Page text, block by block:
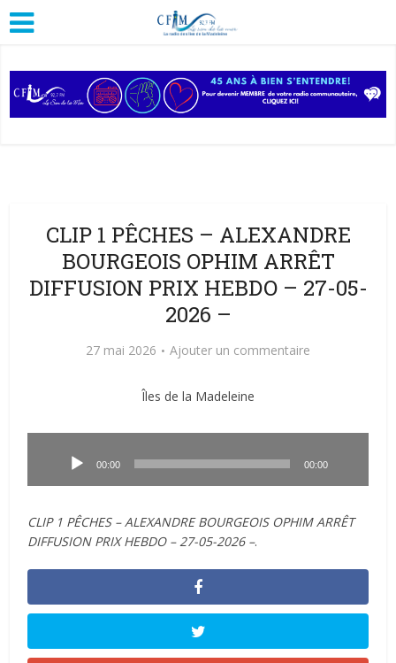
CLIP 1 PÊCHES – ALEXANDRE
BOURGEOIS OPHIM ARRÊT
DIFFUSION PRIX HEBDO – 27-05-
2026 –
27 mai 2026 Ajouter un commentaire
Îles de la Madeleine
00:00 00:00
CLIP 1 PÊCHES – ALEXANDRE BOURGEOIS OPHIM ARRÊT
DIFFUSION PRIX HEBDO – 27-05-2026 –.